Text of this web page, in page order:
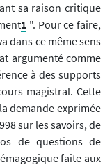
sa raison critique
1 ". Pour ce faire,
dans ce même sens
argumenté comme
à des supports
magistral. Cette
demande exprimée
sur les savoirs, de
de questions de
faite aux